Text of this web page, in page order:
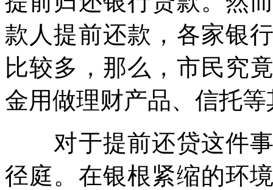
款人提前还款，各家银
比较多，那么，市民究
金用做理财产品、信托
对于提前还贷这件事
径庭。在银根紧缩的环